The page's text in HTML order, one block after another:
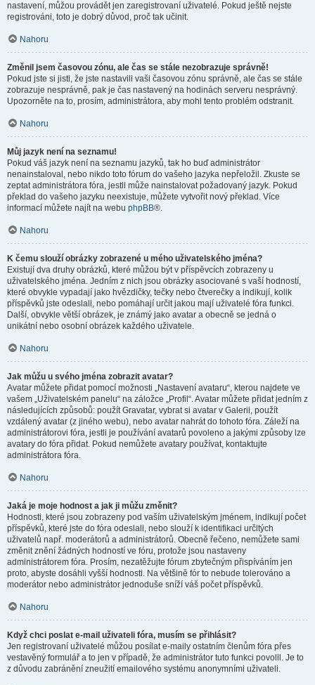
nastavení, můžou provádět jen zaregistrovaní uživatelé. Pokud ještě nejste
registrováni, toto je dobrý důvod, proč tak učinit.
Nahoru
Změnil jsem časovou zónu, ale čas se stále nezobrazuje správně!
Pokud jste si jisti, že jste nastavili vaši časovou zónu správně, ale čas se stále
zobrazuje nesprávně, pak je čas nastavený na hodinách serveru nesprávný.
Upozorněte na to, prosím, administrátora, aby mohl tento problém odstranit.
Nahoru
Můj jazyk není na seznamu!
Pokud váš jazyk není na seznamu jazyků, tak ho buď administrátor
nenainstaloval, nebo nikdo toto fórum do vašeho jazyka nepřeložil. Zkuste se
zeptat administrátora fóra, jestli může nainstalovat požadovaný jazyk. Pokud
překlad do vašeho jazyku neexistuje, můžete vytvořit nový překlad. Více
informací můžete najít na webu phpBB®.
Nahoru
K čemu slouží obrázky zobrazené u mého uživatelského jména?
Existují dva druhy obrázků, které můžou být v příspěvcích zobrazeny u
uživatelského jména. Jedním z nich jsou obrázky asociované s vaší hodností,
které obvykle vypadají jako hvězdičky, tečky nebo čtverečky a indikují, kolik
příspěvků jste odeslali, nebo pomáhají určit jakou mají uživatelé fóra funkci.
Další, obvykle větší obrázek, je známý jako avatar a obecně se jedná o
unikátní nebo osobní obrázek každého uživatele.
Nahoru
Jak můžu u svého jména zobrazit avatar?
Avatar můžete přidat pomocí možnosti „Nastavení avataru“, kterou najdete ve
vašem „Uživatelském panelu“ na záložce „Profil“. Avatar můžete přidat jedním z
následujících způsobů: použít Gravatar, vybrat si avatar v Galerii, použít
vzdálený avatar (z jiného webu), nebo avatar nahrát do tohoto fóra. Záleží na
administrátorovi fóra, jestli je používání avatarů povoleno a jakými způsoby lze
avatary do fóra přidat. Pokud nemůžete avatary používat, kontaktujte
administrátora fóra.
Nahoru
Jaká je moje hodnost a jak ji můžu změnit?
Hodnosti, které jsou zobrazeny pod vaším uživatelským jménem, indikují počet
příspěvků, které jste do fóra odeslali, nebo slouží k identifikaci určitých
uživatelů např. moderátorů a administrátorů. Obecně řečeno, nemůžete sami
změnit znění žádných hodností ve fóru, protože jsou nastaveny
administrátorem fóra. Prosím, nezatěžujte fórum zbytečným přispíváním jen
proto, abyste dosáhli vyšší hodnosti. Na většině fór to nebude tolerováno a
moderátor nebo administrátor jednoduše sníží váš počet příspěvků.
Nahoru
Když chci poslat e-mail uživateli fóra, musím se přihlásit?
Jen registrovaní uživatelé můžou posílat e-maily ostatním členům fóra přes
vestavěný formulář a to jen v případě, že administrátor tuto funkci povolil. Je to
z důvodu zabránění zneužití emailového systému anonymními uživateli.